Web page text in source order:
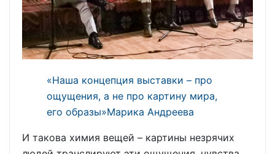
«Наша концепция выставки – про
ощущения, а не про картину мира,
его образы»Марика Андреева
И такова химия вещей – картины незрячих